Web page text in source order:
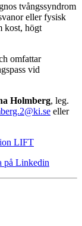
tvångssyndrom
eller fysisk
kost, högt
omfattar
vid
Holmberg, leg.
eller
LIFT
på Linkedin